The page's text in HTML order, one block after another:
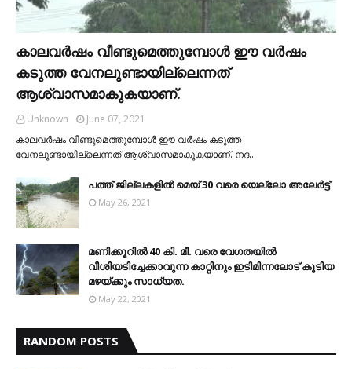
കാലവര്‍ഷം വീണ്ടുമെത്തുമ്പോള്‍ ഈ വര്‍ഷം
കടുത്ത വേനലുണ്ടായില്ലെന്നത്
ആശ്വാസമാകുകയാണ്.
Unknown
June 07, 2021
കാലവര്‍ഷം വീണ്ടുമെത്തുമ്പോള്‍ ഈ വര്‍ഷം കടുത്ത
വേനലുണ്ടായില്ലെന്നത് ആശ്വാസമാകുകയാണ്. നദ…
പത്ത് ജില്ലകളില്‍ മെയ് 30 വരെ യെല്ലോ അലേര്‍ട്ട്
May 26, 2021
മണിക്കൂറിൽ 40 കി. മീ. വരെ വേഗതയിൽ
വീശിയടിച്ചേക്കാവുന്ന കാറ്റിനും ഇടിമിന്നലോട് കൂടിയ
മഴയ്ക്കും സാധ്യത.
May 22, 2021
RANDOM POSTS